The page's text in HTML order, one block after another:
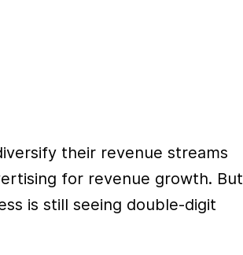
their revenue streams
for revenue growth. But
is still seeing double-digit